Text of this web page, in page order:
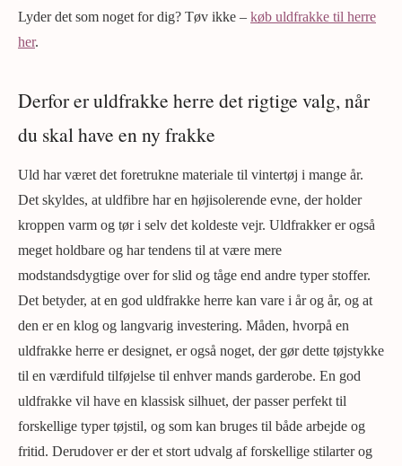
Lyder det som noget for dig? Tøv ikke – køb uldfrakke til herre
her.
Derfor er uldfrakke herre det rigtige valg, når
du skal have en ny frakke
Uld har været det foretrukne materiale til vintertøj i mange år.
Det skyldes, at uldfibre har en højisolerende evne, der holder
kroppen varm og tør i selv det koldeste vejr. Uldfrakker er også
meget holdbare og har tendens til at være mere
modstandsdygtige over for slid og tåge end andre typer stoffer.
Det betyder, at en god uldfrakke herre kan vare i år og år, og at
den er en klog og langvarig investering. Måden, hvorpå en
uldfrakke herre er designet, er også noget, der gør dette tøjstykke
til en værdifuld tilføjelse til enhver mands garderobe. En god
uldfrakke vil have en klassisk silhuet, der passer perfekt til
forskellige typer tøjstil, og som kan bruges til både arbejde og
fritid. Derudover er der et stort udvalg af forskellige stilarter og